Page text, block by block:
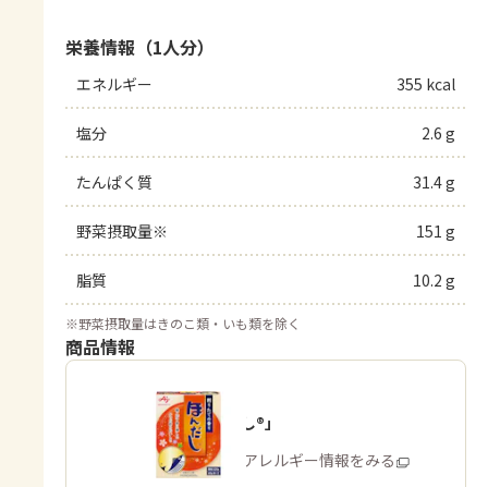
栄養情報（1人分）
エネルギー 355 kcal
塩分 2.6 g
たんぱく質 31.4 g
野菜摂取量※ 151 g
脂質 10.2 g
※野菜摂取量はきのこ類・いも類を除く
商品情報
「ほんだし®」
商品・アレルギー情報をみる